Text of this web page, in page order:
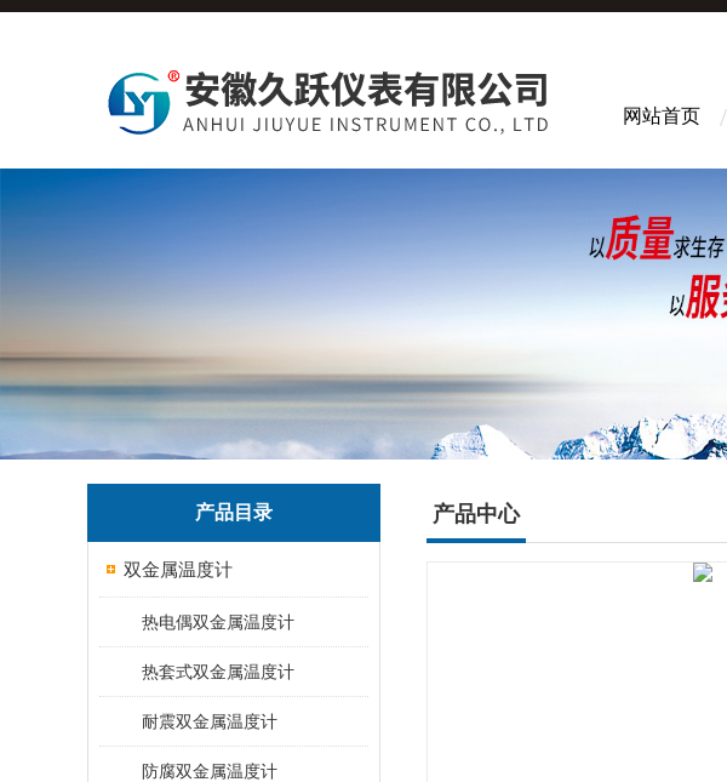
网站首页
产品目录
双金属温度计
热电偶双金属温度计
热套式双金属温度计
耐震双金属温度计
防腐双金属温度计
产品中心